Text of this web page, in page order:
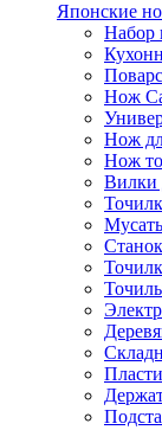
Японские
Набор
Нож
Нож
Нож
Вилки